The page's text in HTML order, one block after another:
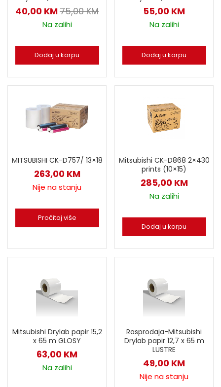
40,00 KM75,00KM
Na zalihi
Dodaj u korpu
55,00 KM
Na zalihi
Dodaj u korpu
MITSUBISHI CK-D757/ 13×18
263,00 KM
Nije na stanju
Pročitaj više
Mitsubishi CK-D868 2×430
prints (10×15)
285,00 KM
Na zalihi
Dodaj u korpu
Mitsubishi Drylab papir 15,2
x 65 m GLOSY
63,00 KM
Na zalihi
Rasprodaja-Mitsubishi
Drylab papir 12,7 x 65 m
LUSTRE
49,00 KM
Nije na stanju